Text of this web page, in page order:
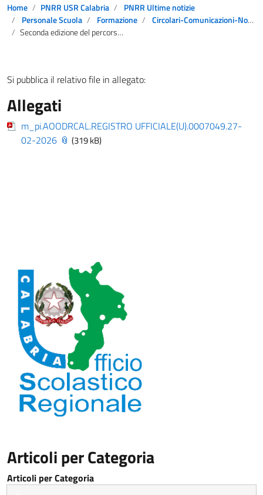
Home PNRR USR Calabria
PNRR Ultime notizie
Personale Scuola
Formazione
Circolari-Comunicazioni-Notizie
Seconda edizione del percorso formativo EFT Calabria “IA generativa per la didattica aumentata” – Piattaforma Scuola Futura (ID 434050).
Si pubblica il relativo file in allegato:
Allegati
m_pi.AOODRCAL.REGISTRO UFFICIALE(U).0007049.27-
02-2026
(319 kB)
Articoli per Categoria
Articoli per Categoria